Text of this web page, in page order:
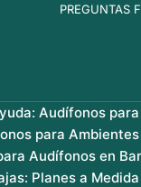
PREGUNTAS
Audífonos
para
Audífonos en
Planes a Medida